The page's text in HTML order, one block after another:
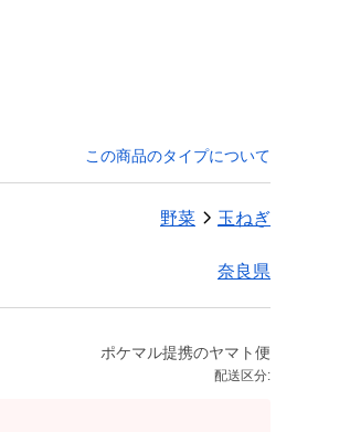
この商品のタイプについて
野菜 玉ねぎ
奈良県
ポケマル提携のヤマト便
配送区分: